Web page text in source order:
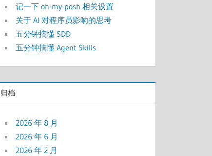
记一下 oh-my-posh 相关设置
关于 AI 对程序员影响的思考
五分钟搞懂 SDD
五分钟搞懂 Agent Skills
归档
2026 年 8 月
2026 年 6 月
2026 年 2 月